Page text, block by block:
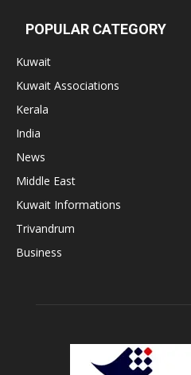
POPULAR CATEGORY
Kuwait
Kuwait Associations
Kerala
India
News
Middle East
Kuwait Informations
Trivandrum
Business